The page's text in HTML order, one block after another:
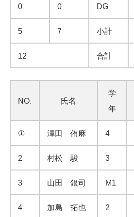
0 0 DG
5 7 小計
12 合計
NO. 氏名
学
年
① 澤田 侑麻 4
2 村松 駿 3
3 山田 銀司 M1
4 加島 拓也 2